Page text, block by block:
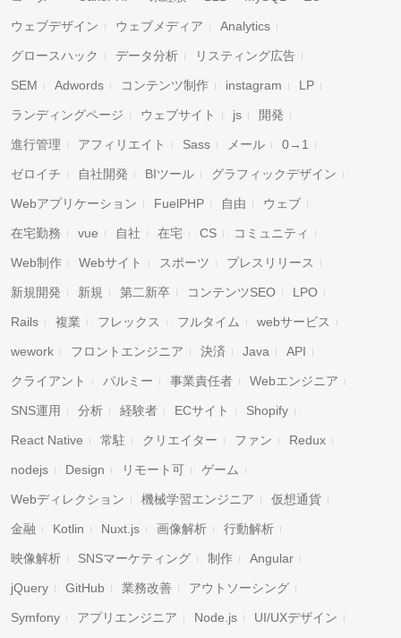
ウェブデザイン ウェブメディア Analytics
グロースハック データ分析 リスティング広告
SEM Adwords コンテンツ制作 instagram LP
ランディングページ ウェブサイト js 開発
進行管理 アフィリエイト Sass メール 0→1
ゼロイチ 自社開発 BIツール グラフィックデザイン
Webアプリケーション FuelPHP 自由 ウェブ
在宅勤務 vue 自社 在宅 CS コミュニティ
Web制作 Webサイト スポーツ プレスリリース
新規開発 新規 第二新卒 コンテンツSEO LPO
Rails 複業 フレックス フルタイム webサービス
wework フロントエンジニア 決済 Java API
クライアント パルミー 事業責任者 Webエンジニア
SNS運用 分析 経験者 ECサイト Shopify
React Native 常駐 クリエイター ファン Redux
nodejs Design リモート可 ゲーム
Webディレクション 機械学習エンジニア 仮想通貨
金融 Kotlin Nuxt.js 画像解析 行動解析
映像解析 SNSマーケティング 制作 Angular
jQuery GitHub 業務改善 アウトソーシング
Symfony アプリエンジニア Node.js UI/UXデザイン